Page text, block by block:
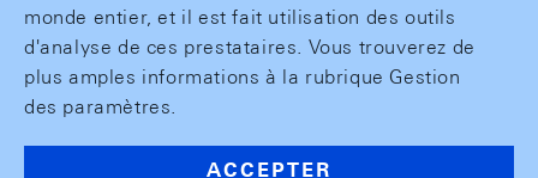
monde entier, et il est fait utilisation des outils
d'analyse de ces prestataires. Vous trouverez de
plus amples informations à la rubrique Gestion
des paramètres.
ACCEPTER